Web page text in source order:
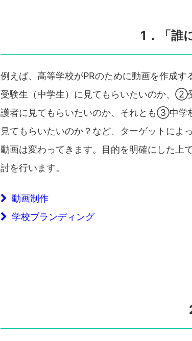
1．「誰
例えば、高等学校がPRのために動画を作成
受験生（中学生）に見てもらいたいのか、②
護者に見てもらいたいのか、それとも③中学
見てもらいたいのか？など、ターゲットによ
動画は変わってきます。目的を明確にした上
討を行います。
動画制作
学校ブランディング